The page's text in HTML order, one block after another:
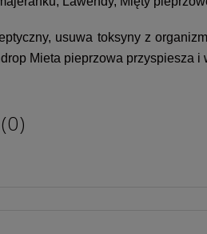
usuwa toksyny z
Mieta pieprzowa przyspiesza i